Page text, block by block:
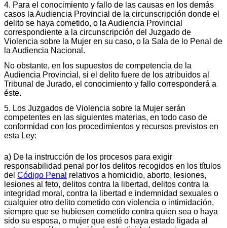
4. Para el conocimiento y fallo de las causas en los demás
casos la Audiencia Provincial de la circunscripción donde el
delito se haya cometido, o la Audiencia Provincial
correspondiente a la circunscripción del Juzgado de
Violencia sobre la Mujer en su caso, o la Sala de lo Penal de
la Audiencia Nacional.
No obstante, en los supuestos de competencia de la
Audiencia Provincial, si el delito fuere de los atribuidos al
Tribunal de Jurado, el conocimiento y fallo corresponderá a
éste.
5. Los Juzgados de Violencia sobre la Mujer serán
competentes en las siguientes materias, en todo caso de
conformidad con los procedimientos y recursos previstos en
esta Ley:
a) De la instrucción de los procesos para exigir
responsabilidad penal por los delitos recogidos en los títulos
del Código Penal relativos a homicidio, aborto, lesiones,
lesiones al feto, delitos contra la libertad, delitos contra la
integridad moral, contra la libertad e indemnidad sexuales o
cualquier otro delito cometido con violencia o intimidación,
siempre que se hubiesen cometido contra quien sea o haya
sido su esposa, o mujer que esté o haya estado ligada al